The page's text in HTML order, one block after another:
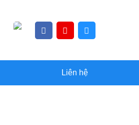
Liên hệ